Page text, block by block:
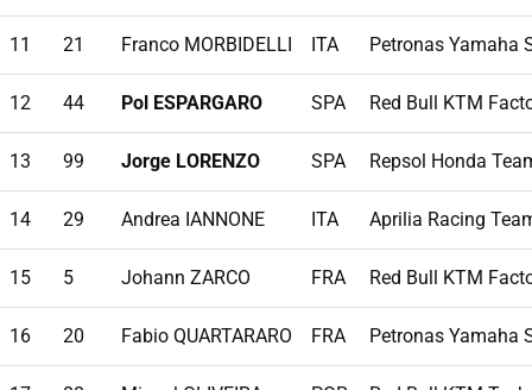
11 21 Franco MORBIDELLI ITA Petronas Yamaha
12 44 Pol ESPARGARO SPA Red Bull KTM
13 99 Jorge LORENZO SPA Repsol Honda
14 29 Andrea IANNONE ITA Aprilia Racing
15 5 Johann ZARCO FRA Red Bull KTM
16 20 Fabio QUARTARARO FRA Petronas Yamaha